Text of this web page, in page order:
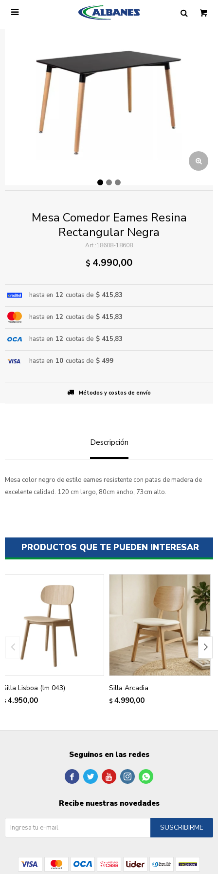

Mesa Comedor Eames Resina
Rectangular Negra
18608-18608
$ 4.990,00
hasta en 12 cuotas de $ 415,83
hasta en 12 cuotas de $ 415,83
hasta en 12 cuotas de $ 415,83
hasta en 10 cuotas de $ 499
Métodos y costos de envío
Descripción
Mesa color negro de estilo eames resistente con patas de madera de
excelente calidad. 120 cm largo, 80cm ancho, 73cm alto.
PRODUCTOS QUE TE PUEDEN INTERESAR
Silla Lisboa (lm 043)
$ 4.950,00
Silla Arcadia
$ 4.990,00
tengamos stock disponible.
Correo electrónico
Seguinos en las redes
    
Recibe nuestras novedades
SUSCRIBIRME